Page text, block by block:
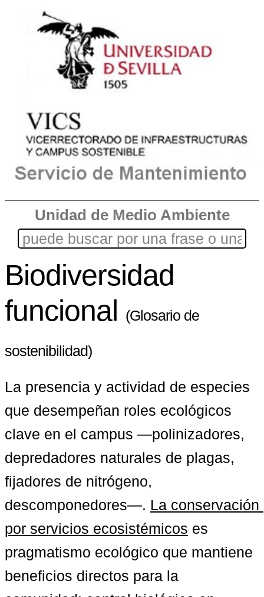
Unidad de Medio Ambiente
Biodiversidad
funcional (Glosario de
sostenibilidad)
La presencia y actividad de especies
que desempeñan roles ecológicos
clave en el campus —polinizadores,
depredadores naturales de plagas,
fijadores de nitrógeno,
descomponedores—. La conservación
por servicios ecosistémicos es
pragmatismo ecológico que mantiene
beneficios directos para la